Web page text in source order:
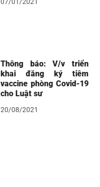
07/01/2021
Thông báo: V/v triển
khai đăng ký tiêm
vaccine phòng Covid-19
cho Luật sư
20/08/2021